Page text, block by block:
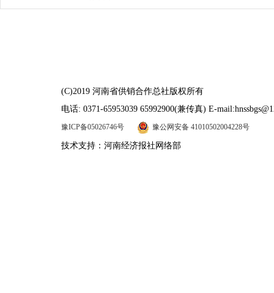
(C)2019 河南省供销合作总社版权所有
电话: 0371-65953039 65992900(兼传真) E-
豫ICP备05026746号 豫公网安备 41010502004228号
技术支持：河南经济报社网络部